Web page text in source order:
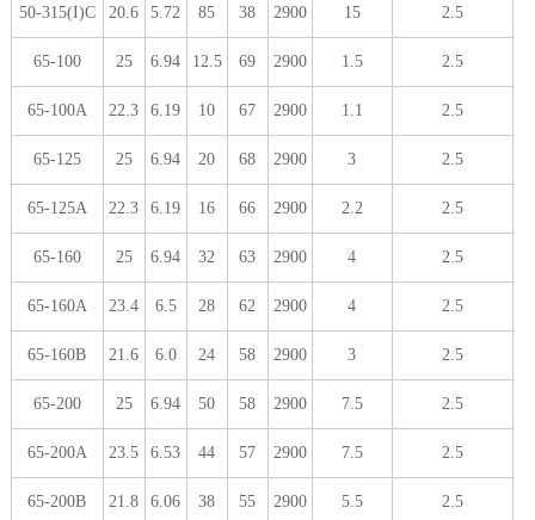
50-315(I)C 20.6 5.72 85 38 2900 15 2.5
65-100 25 6.94 12.5 69 2900 1.5 2.5
65-100A 22.3 6.19 10 67 2900 1.1 2.5
65-125 25 6.94 20 68 2900 3 2.5
65-125A 22.3 6.19 16 66 2900 2.2 2.5
65-160 25 6.94 32 63 2900 4 2.5
65-160A 23.4 6.5 28 62 2900 4 2.5
65-160B 21.6 6.0 24 58 2900 3 2.5
65-200 25 6.94 50 58 2900 7.5 2.5
65-200A 23.5 6.53 44 57 2900 7.5 2.5
65-200B 21.8 6.06 38 55 2900 5.5 2.5